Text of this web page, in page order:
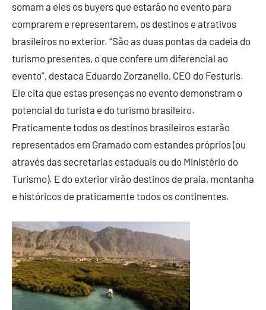
somam a eles os buyers que estarão no evento para
comprarem e representarem, os destinos e atrativos
brasileiros no exterior. “São as duas pontas da cadeia do
turismo presentes, o que confere um diferencial ao
evento”, destaca Eduardo Zorzanello, CEO do Festuris.
Ele cita que estas presenças no evento demonstram o
potencial do turista e do turismo brasileiro.
Praticamente todos os destinos brasileiros estarão
representados em Gramado com estandes próprios (ou
através das secretarias estaduais ou do Ministério do
Turismo). E do exterior virão destinos de praia, montanha
e históricos de praticamente todos os continentes.